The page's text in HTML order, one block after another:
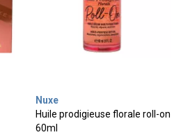
Nuxe
Huile prodigieuse florale roll-on
60ml